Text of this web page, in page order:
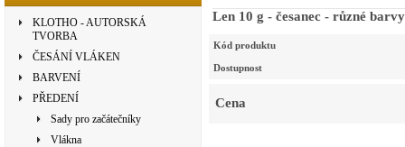
KLOTHO - AUTORSKÁ
TVORBA
ČESÁNÍ VLÁKEN
BARVENÍ
PŘEDENÍ
Sady pro začátečníky
Vlákna
Len 10 g - česanec - různé barvy
Kód produktu
Dostupnost
Cena